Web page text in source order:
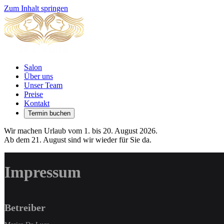
Zum Inhalt springen
Salon
Über uns
Unser Team
Preise
Kontakt
Termin buchen
Wir machen Urlaub vom 1. bis 20. August 2026.
Ab dem 21. August sind wir wieder für Sie da.
Impressum
Betreiber